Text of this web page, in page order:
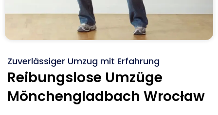
Zuverlässiger Umzug mit Erfahrung
Reibungslose Umzüge
Mönchengladbach Wrocław